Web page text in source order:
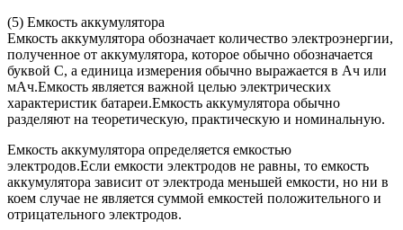
(5) Емкость аккумулятора
Емкость аккумулятора обозначает количество электроэнергии,
полученное от аккумулятора, которое обычно обозначается
буквой C, а единица измерения обычно выражается в Ач или
мАч.Емкость является важной целью электрических
характеристик батареи.Емкость аккумулятора обычно
разделяют на теоретическую, практическую и номинальную.
Емкость аккумулятора определяется емкостью
электродов.Если емкости электродов не равны, то емкость
аккумулятора зависит от электрода меньшей емкости, но ни в
коем случае не является суммой емкостей положительного и
отрицательного электродов.